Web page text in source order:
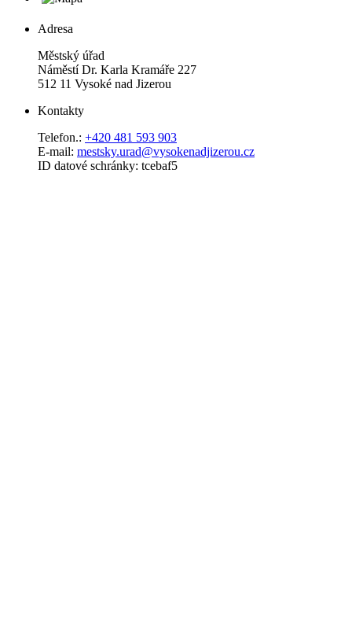
Adresa
Městský úřad
Náměstí Dr. Karla Kramáře 227
512 11 Vysoké nad Jizerou
Kontakty
Telefon.: +420 481 593 903
E-mail: mestsky.urad@vysokenadjizerou.cz
ID datové schránky: tcebaf5